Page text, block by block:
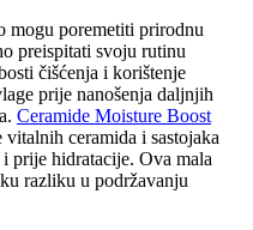
mogu poremetiti prirodnu
preispitati svoju rutinu
čišćenja i korištenje
prije nanošenja daljnjih
Ceramide Moisture Boost
ceramida i sastojaka
prije hidratacije. Ova mala
razliku u podržavanju